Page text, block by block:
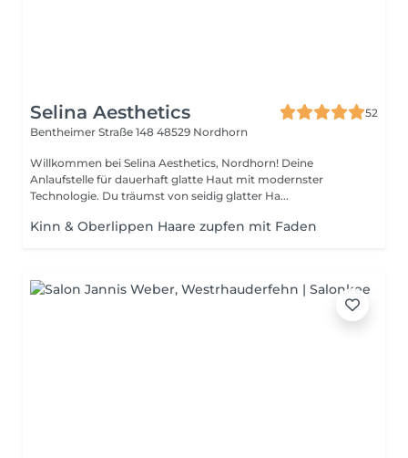
Selina Aesthetics
52
Bentheimer Straße 148 48529 Nordhorn
Willkommen bei Selina Aesthetics, Nordhorn! Deine
Anlaufstelle für dauerhaft glatte Haut mit modernster
Technologie. Du träumst von seidig glatter Ha...
Kinn & Oberlippen Haare zupfen mit Faden